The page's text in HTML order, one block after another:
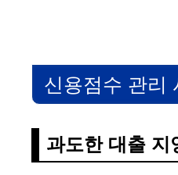
신용점수 관리
과도한 대출 지